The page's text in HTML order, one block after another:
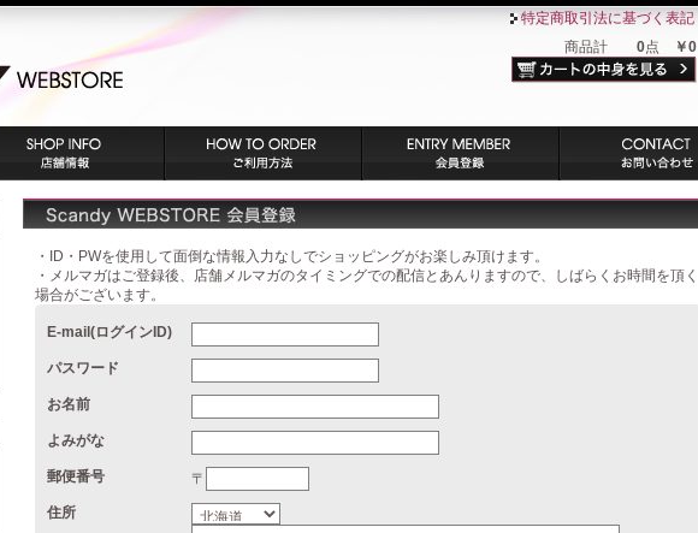
特定商取引法に基づく表記
商品計 0点 ￥0
・ID・PWを使用して面倒な情報入力なしでショッピングがお楽しみ頂けます。
・メルマガはご登録後、店舗メルマガのタイミングでの配信とあんりますので、しばらくお時間を頂く
場合がございます。
E-mail(ログインID)
パスワード
お名前
よみがな
郵便番号
〒
住所